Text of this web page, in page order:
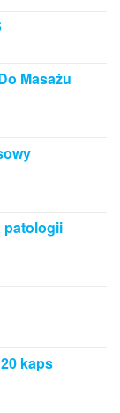
Masażu
patologii
kaps